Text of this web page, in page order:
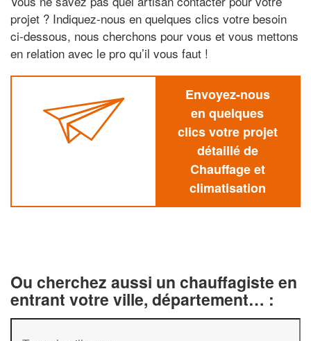
projet ? Indiquez-nous en quelques clics votre besoin
ci-dessous, nous cherchons pour vous et vous mettons
en relation avec le pro qu’il vous faut !
Envoyez-nous
en quelques
clics votre projet
détaillé de
Chauffage et
climatisation
Ou cherchez aussi un chauffagiste en
entrant votre ville, département… :